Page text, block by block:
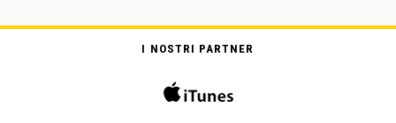
I NOSTRI PARTNER